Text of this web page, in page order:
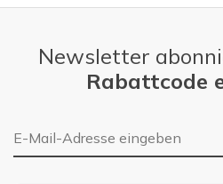
Newsletter
Rabattcode
E-Mail-Adresse